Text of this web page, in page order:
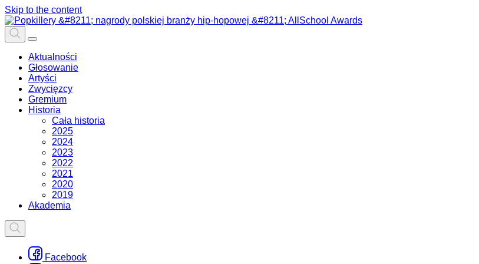
Skip to the content
Aktualności
Głosowanie
Artyści
Zwycięzcy
Gremium
Historia
Cała historia
2025
2024
2023
2022
2021
2020
2019
Akademia
Facebook